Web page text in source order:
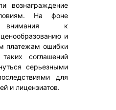
вознаграждение
На фоне
внимания к
и
платежам ошибки
соглашений
серьезными
для
и лицензиатов.